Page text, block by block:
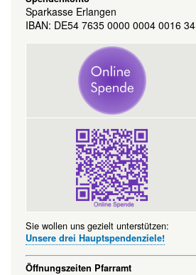
Sparkasse Erlangen
IBAN: DE54 7635 0000 0004 0016 34
Sie wollen uns gezielt unterstützen:
Unsere drei Hauptspendenziele!
Öffnungszeiten Pfarramt